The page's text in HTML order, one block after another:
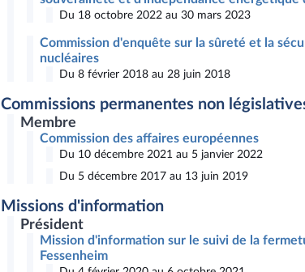
Du 18 octobre 2022 au 30 mars 2023
Commission d'enquête sur la sûreté et la
nucléaires
Du 8 février 2018 au 28 juin 2018
Commissions permanentes non
Membre
Commission des affaires européennes
Du 10 décembre 2021 au 5 janvier 2022
Du 5 décembre 2017 au 13 juin 2019
Missions d'information
Président
Mission d'information sur le suivi de la
Fessenheim